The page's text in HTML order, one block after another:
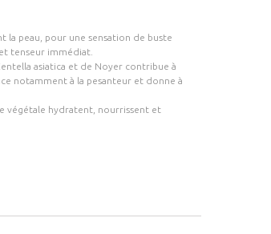
peau, pour une sensation de buste
tenseur immédiat.
asiatica et de Noyer contribue à
notamment à la pesanteur et donne à
végétale hydratent, nourrissent et